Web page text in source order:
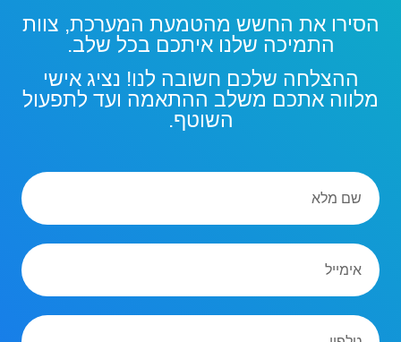
הסירו את החשש מהטמעת המערכת, צוות
התמיכה שלנו איתכם בכל שלב.
ההצלחה שלכם חשובה לנו! נציג אישי
מלווה אתכם משלב ההתאמה ועד לתפעול
השוטף.